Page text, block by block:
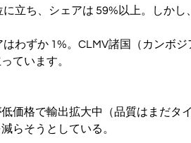
立ち、シェアは 59%以上。しかし
わずか 1%。CLMV諸国（カンボ
ています。
価格で輸出拡大中（品質はまだタ
らそうとしている。